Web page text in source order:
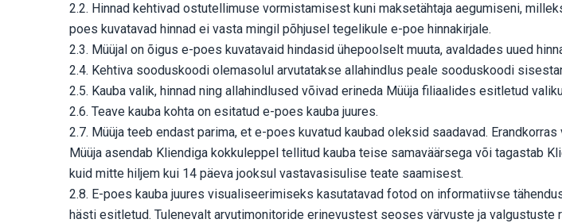
2.2. Hinnad kehtivad ostutellimuse vormistamisest kuni maksetähtaja aegumiseni,
poes kuvatavad hinnad ei vasta mingil põhjusel tegelikule e-poe hinnakirjale.
2.3. Müüjal on õigus e-poes kuvatavaid hindasid ühepoolselt muuta, avaldades uued
2.4. Kehtiva sooduskoodi olemasolul arvutatakse allahindlus peale sooduskoodi
2.5. Kauba valik, hinnad ning allahindlused võivad erineda Müüja filiaalides esitletud
2.6. Teave kauba kohta on esitatud e-poes kauba juures.
2.7. Müüja teeb endast parima, et e-poes kuvatud kaubad oleksid saadavad.
Müüja asendab Kliendiga kokkuleppel tellitud kauba teise samaväärsega või tagastab
kuid mitte hiljem kui 14 päeva jooksul vastavasisulise teate saamisest.
2.8. E-poes kauba juures visualiseerimiseks kasutatavad fotod on informatiivse
hästi esitletud. Tulenevalt arvutimonitoride erinevustest seoses värvuste ja